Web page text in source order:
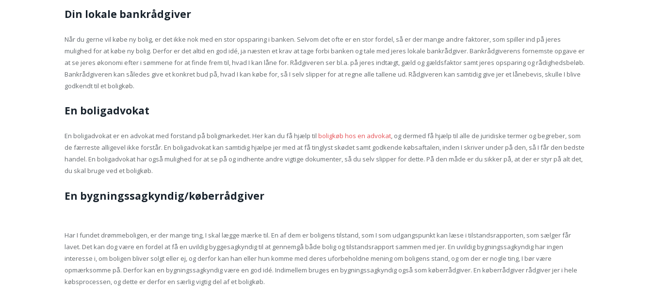
Din lokale bankrådgiver
Når du gerne vil købe ny bolig, er det ikke nok med en stor opsparing i banken. Selvom det ofte er en stor fordel, så er der mange andre faktorer, som spiller ind på jeres
mulighed for at købe ny bolig. Derfor er det altid en god idé, ja næsten et krav at tage forbi banken og tale med jeres lokale bankrådgiver. Bankrådgiverens fornemste opgave er
at se jeres økonomi efter i sømmene for at finde frem til, hvad I kan låne for. Rådgiveren ser bl.a. på jeres indtægt, gæld og gældsfaktor samt jeres opsparing og rådighedsbeløb.
Bankrådgiveren kan således give et konkret bud på, hvad I kan købe for, så I selv slipper for at regne alle tallene ud. Rådgiveren kan samtidig give jer et lånebevis, skulle I blive
godkendt til et boligkøb.
En boligadvokat
En boligadvokat er en advokat med forstand på boligmarkedet. Her kan du få hjælp til boligkøb hos en advokat, og dermed få hjælp til alle de juridiske termer og begreber, som
de færreste alligevel ikke forstår. En boligadvokat kan samtidig hjælpe jer med at få tinglyst skødet samt godkende købsaftalen, inden I skriver under på den, så I får den bedste
handel. En boligadvokat har også mulighed for at se på og indhente andre vigtige dokumenter, så du selv slipper for dette. På den måde er du sikker på, at der er styr på alt det,
du skal bruge ved et boligkøb.
En bygningssagkyndig/køberrådgiver
Har I fundet drømmeboligen, er der mange ting, I skal lægge mærke til. En af dem er boligens tilstand, som I som udgangspunkt kan læse i tilstandsrapporten, som sælger får
lavet. Det kan dog være en fordel at få en uvildig byggesagkyndig til at gennemgå både bolig og tilstandsrapport sammen med jer. En uvildig bygningssagkyndig har ingen
interesse i, om boligen bliver solgt eller ej, og derfor kan han eller hun komme med deres uforbeholdne mening om boligens stand, og om der er nogle ting, I bør være
opmærksomme på. Derfor kan en bygningssagkyndig være en god idé. Indimellem bruges en bygningssagkyndig også som køberrådgiver. En køberrådgiver rådgiver jer i hele
købsprocessen, og dette er derfor en særlig vigtig del af et boligkøb.